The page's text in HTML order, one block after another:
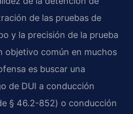
de las pruebas de
y la precisión de la prueba
objetivo común en muchos
es buscar una
de DUI a conducción
§ 46.2-852) o conducción